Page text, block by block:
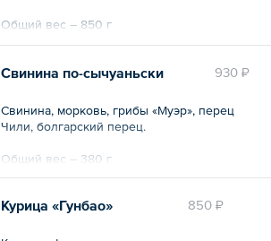
Общий вес – 850 г
930 ₽
Свинина по-сычуаньски
Свинина, морковь, грибы «Муэр», перец
Чили, болгарский перец.
Общий вес – 380 г
850 ₽
Курица «Гунбао»